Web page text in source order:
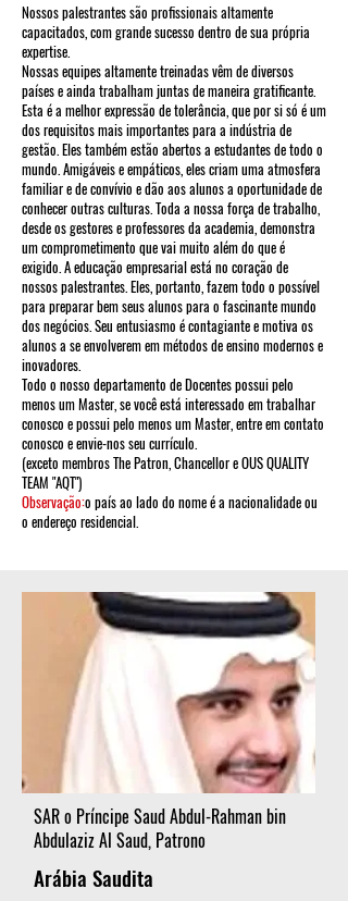
Nossos palestrantes são profissionais altamente
capacitados, com grande sucesso dentro de sua própria
expertise.
Nossas equipes altamente treinadas vêm de diversos
países e ainda trabalham juntas de maneira gratificante.
Esta é a melhor expressão de tolerância, que por si só é um
dos requisitos mais importantes para a indústria de
gestão. Eles também estão abertos a estudantes de todo o
mundo. Amigáveis e empáticos, eles criam uma atmosfera
familiar e de convívio e dão aos alunos a oportunidade de
conhecer outras culturas. Toda a nossa força de trabalho,
desde os gestores e professores da academia, demonstra
um comprometimento que vai muito além do que é
exigido. A educação empresarial está no coração de
nossos palestrantes. Eles, portanto, fazem todo o possível
para preparar bem seus alunos para o fascinante mundo
dos negócios. Seu entusiasmo é contagiante e motiva os
alunos a se envolverem em métodos de ensino modernos e
inovadores.
Todo o nosso departamento de Docentes possui pelo
menos um Master, se você está interessado em trabalhar
conosco e possui pelo menos um Master, entre em contato
conosco e envie-nos seu currículo.
(exceto membros The Patron, Chancellor e OUS QUALITY
TEAM "AQT")
Observação:o país ao lado do nome é a nacionalidade ou
o endereço residencial.
SAR o Príncipe Saud Abdul-Rahman bin
Abdulaziz Al Saud, Patrono
Arábia Saudita